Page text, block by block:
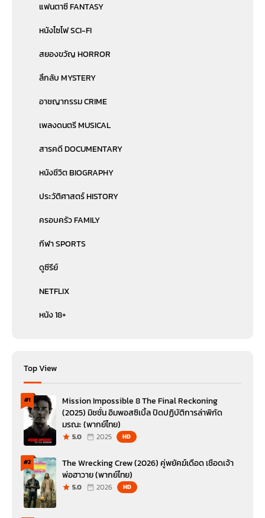
แฟนตาซี FANTASY
หนังไซไฟ SCI-FI
สยองขวัญ HORROR
ลึกลับ MYSTERY
อาชญากรรม CRIME
เพลงดนตรี MUSICAL
สารคดี DOCUMENTARY
หนังชีวิต BIOGRAPHY
ประวัติศาสตร์ HISTORY
ครอบครัว FAMILY
กีฬา SPORTS
ดูซีรีย์
NETFLIX
หนัง 18+
Top View
#1
Mission Impossible 8 The Final Reckoning
(2025) มิชชั่น อิมพอสซิเบิ้ล ปิดปฏิบัติการล่าพิกัด
มรณะ (พากย์ไทย)
5.0 2025 HD
#2
The Wrecking Crew (2026) คู่พยัคฆ์เดือด เชือดเจ้า
พ่อฮาวาย (พากย์ไทย)
5.0 2026 HD